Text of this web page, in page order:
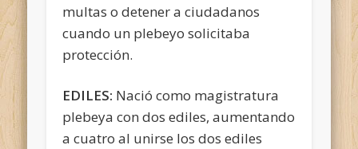
multas o detener a ciudadanos
cuando un plebeyo solicitaba
protección.
EDILES: Nació como magistratura
plebeya con dos ediles, aumentando
a cuatro al unirse los dos ediles